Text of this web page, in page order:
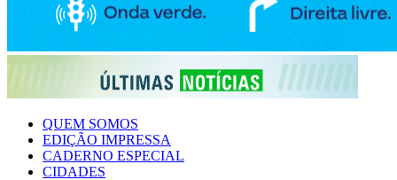
QUEM SOMOS
EDIÇÃO IMPRESSA
CADERNO ESPECIAL
CIDADES